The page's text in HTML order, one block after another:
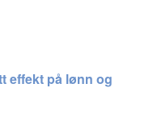
effekt på lønn og